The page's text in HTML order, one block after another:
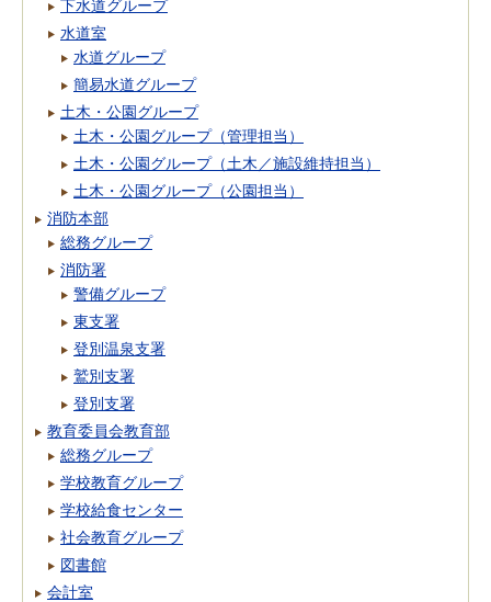
下水道グループ
水道室
水道グループ
簡易水道グループ
土木・公園グループ
土木・公園グループ（管理担当）
土木・公園グループ（土木／施設維持担当）
土木・公園グループ（公園担当）
消防本部
総務グループ
消防署
警備グループ
東支署
登別温泉支署
鷲別支署
登別支署
教育委員会教育部
総務グループ
学校教育グループ
学校給食センター
社会教育グループ
図書館
会計室